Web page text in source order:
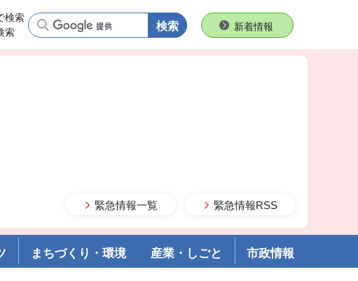
緊急情報一覧 緊急情報RSS
検索
索
語句で検索新着情報
まちづくり・環境 産業・しごと 市政情報